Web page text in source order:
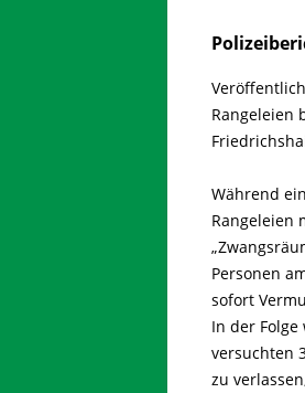
Rangeleien
Während
Rangeleien
Personen
sofort
In der
versuchten
zu